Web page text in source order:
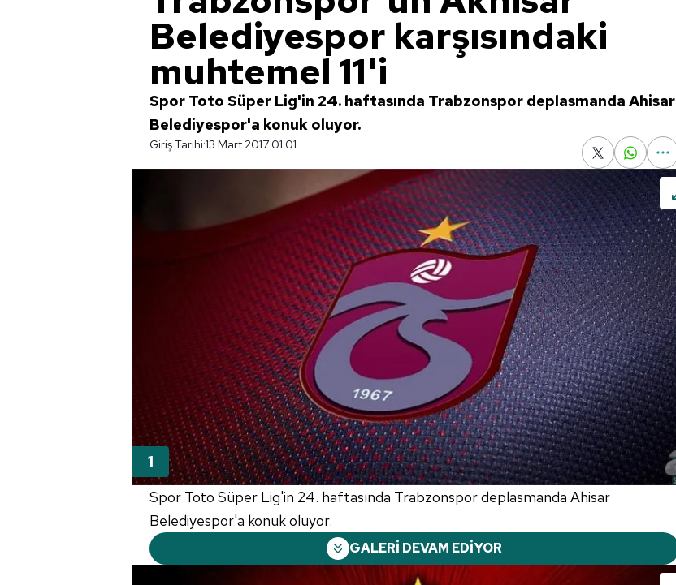
Belediyespor karşısındaki
muhtemel 11'i
Spor Toto Süper Lig'in 24. haftasında Trabzonspor deplasmanda Ahisar
Belediyespor'a konuk oluyor.
Giriş Tarihi:13 Mart 2017 01:01
Spor Toto Süper Lig'in 24. haftasında Trabzonspor deplasmanda Ahisar
Belediyespor'a konuk oluyor.
GALERİ DEVAM EDİYOR